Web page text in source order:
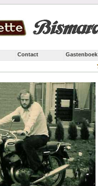
Contact Gastenboek